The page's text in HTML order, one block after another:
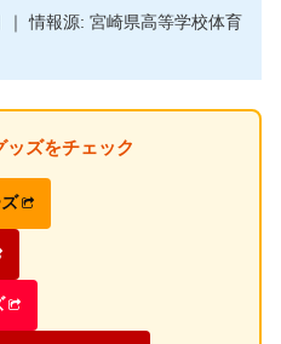
情報源: 宮崎県高等学校体育
ッズをチェック